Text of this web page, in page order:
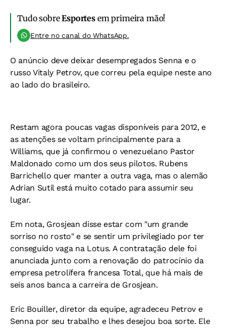
Tudo sobreEsportesem primeira mão!
Entre no canal do WhatsApp.
O anúncio deve deixar desempregados Senna e o
russo Vitaly Petrov, que correu pela equipe neste ano
ao lado do brasileiro.
Restam agora poucas vagas disponíveis para 2012, e
as atenções se voltam principalmente para a
Williams, que já confirmou o venezuelano Pastor
Maldonado como um dos seus pilotos. Rubens
Barrichello quer manter a outra vaga, mas o alemão
Adrian Sutil está muito cotado para assumir seu
lugar.
Em nota, Grosjean disse estar com "um grande
sorriso no rosto" e se sentir um privilegiado por ter
conseguido vaga na Lotus. A contratação dele foi
anunciada junto com a renovação do patrocínio da
empresa petrolífera francesa Total, que há mais de
seis anos banca a carreira de Grosjean.
Eric Bouiller, diretor da equipe, agradeceu Petrov e
Senna por seu trabalho e lhes desejou boa sorte. Ele